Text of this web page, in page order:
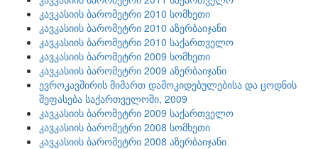
კავკასიის ბარომეტრი 2010 სომხეთი
კავკასიის ბარომეტრი 2010 აზერბაიჯანი
კავკასიის ბარომეტრი 2010 საქართველო
კავკასიის ბარომეტრი 2009 სომხეთი
კავკასიის ბარომეტრი 2009 აზერბაიჯანი
ევროკავშირის მიმართ დამოკიდებულებისა და ცოდნის
შეფასება საქართველოში, 2009
კავკასიის ბარომეტრი 2009 საქართველო
კავკასიის ბარომეტრი 2008 სომხეთი
კავკასიის ბარომეტრი 2008 აზერბაიჯანი